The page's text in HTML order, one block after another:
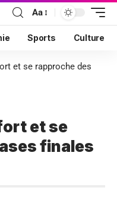
Aa
Sports Culture
et se rapproche des
et se
finales